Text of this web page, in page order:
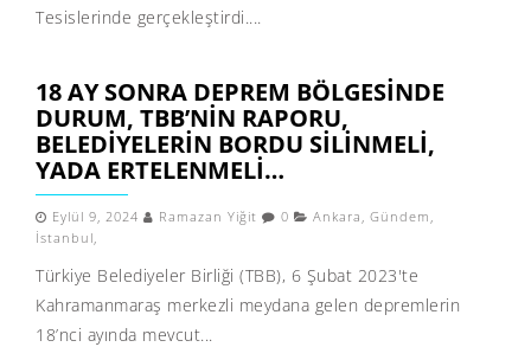
Tesislerinde gerçekleştirdi....
18 AY SONRA DEPREM BÖLGESINDE
DURUM, TBB’NIN RAPORU,
BELEDIYELERIN BORDU SILINMELI,
YADA ERTELENMELI…
Eylül 9, 2024 Ramazan Yiğit 0 Ankara , Gündem ,
İstanbul,
Türkiye Belediyeler Birliği (TBB), 6 Şubat 2023'te
Kahramanmaraş merkezli meydana gelen depremlerin
18’nci ayında mevcut...